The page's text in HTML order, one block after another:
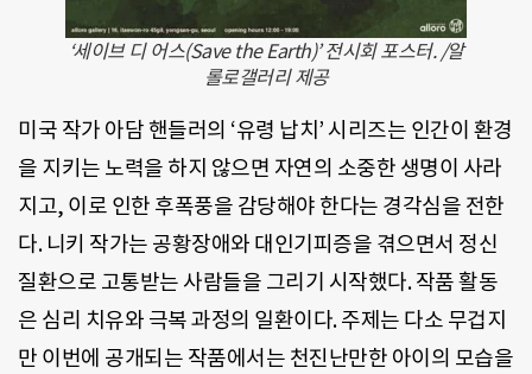
‘세이브 디 어스(Save the Earth)’ 전시회 포스터. /알
롤로갤러리 제공
미국 작가 아담 핸들러의 ‘유령 납치’ 시리즈는 인간이 환경
을 지키는 노력을 하지 않으면 자연의 소중한 생명이 사라
지고, 이로 인한 후폭풍을 감당해야 한다는 경각심을 전한
다. 니키 작가는 공황장애와 대인기피증을 겪으면서 정신
질환으로 고통받는 사람들을 그리기 시작했다. 작품 활동
은 심리 치유와 극복 과정의 일환이다. 주제는 다소 무겁지
만 이번에 공개되는 작품에서는 천진난만한 아이의 모습을